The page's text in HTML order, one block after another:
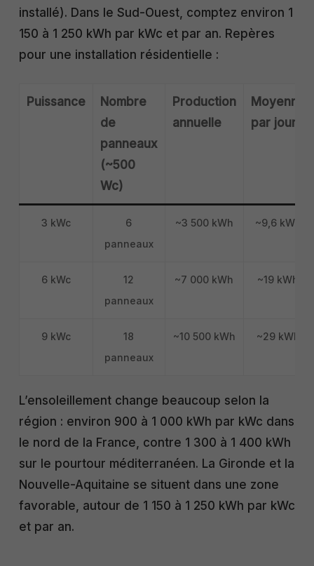
installé). Dans le Sud-Ouest, comptez environ 1
150 à 1 250 kWh par kWc et par an. Repères
pour une installation résidentielle :
Puissance
Nombre
de
panneaux
(~500
Wc)
Production
annuelle
Moyenne
par jour
3 kWc
6
panneaux
~3 500 kWh ~9,6 kWh
6 kWc
12
panneaux
~7 000 kWh ~19 kWh
9 kWc
18
panneaux
~10 500 kWh ~29 kWh
L’ensoleillement change beaucoup selon la
région : environ 900 à 1 000 kWh par kWc dans
le nord de la France, contre 1 300 à 1 400 kWh
sur le pourtour méditerranéen. La Gironde et la
Nouvelle-Aquitaine se situent dans une zone
favorable, autour de 1 150 à 1 250 kWh par kWc
et par an.